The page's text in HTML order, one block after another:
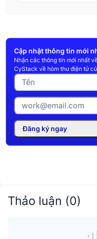
Cập nhật thông tin mới
Nhận các thông tin mới nhất
CyStack về hòm thư điện tử
Đăng ký ngay
Thảo luận (0)